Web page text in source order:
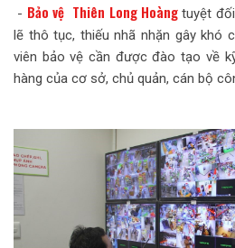
- Bảo vệ Thiên Long Hoàng tuyệt
lẽ thô tục, thiếu nhã nhặn gây khó
viên bảo vệ cần được đào tạo về
hàng của cơ sở, chủ quản, cán bộ